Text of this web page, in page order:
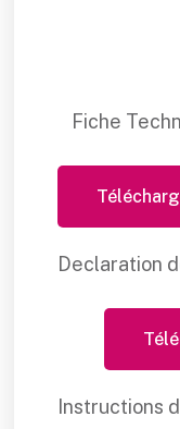
Fiche
Declaration
Instructions